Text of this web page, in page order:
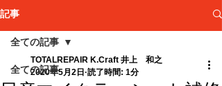
記事
全ての記事
全ての記事
TOTALREPAIR K.Craft 井上 和之
2020年5月2日 読了時間: 1分